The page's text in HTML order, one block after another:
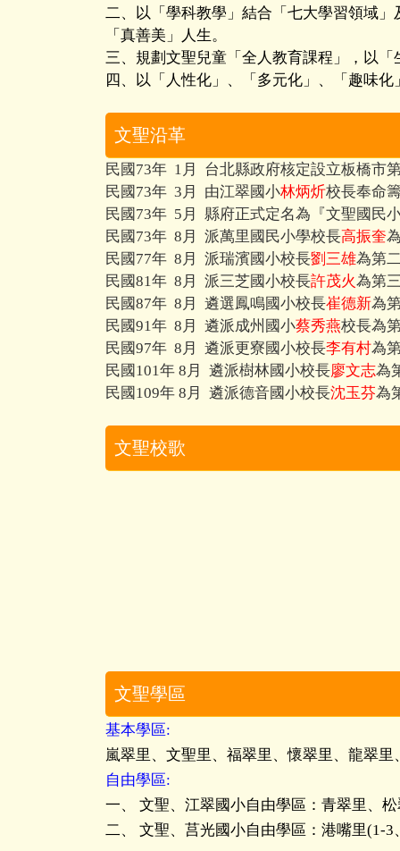
二、以「學科教學」結合「七大學習領域
「真善美」人生。
三、規劃文聖兒童「全人教育課程」，以
四、
以「人性化」、「多元化」、「趣味
文聖沿革
民國73年 1月 台北縣政府核定設立板橋市
民國73年 3月 由江翠國小林炳炘校長奉命
民國73年 5月 縣府正式定名為『文聖國民
民國73年 8月 派萬里國民小學校長高振奎
民國77年 8月 派瑞濱國小校長劉三雄為第
民國81年 8月 派三芝國小校長許茂火為第
民國87年 8月 遴選鳳鳴國小校長崔德新為
民國91年 8月 遴派成州國小蔡秀燕校長為
民國97年 8月 遴派更寮國小校長李有村為
民國101年 8月 遴派樹林國小校長廖文志為
民國109年 8月 遴派德音國小校長沈玉芬為
文聖校歌
文聖學區
基本學區:
嵐翠里、文聖里、福翠里、懷翠里、龍翠
自由學區:
一、 文聖、江翠國小自由學區：青翠里、
二、 文聖、莒光國小自由學區：港嘴里(1-3